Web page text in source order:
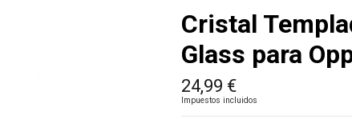
Cristal
Glass para
24,99 €
Impuestos incluidos